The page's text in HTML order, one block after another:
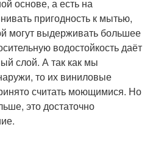
основе, а есть на
пригодность к мытью,
могут выдерживать большее
водостойкость даёт
слой. А так как мы
то их виниловые
считать моющимися. Но
это достаточно